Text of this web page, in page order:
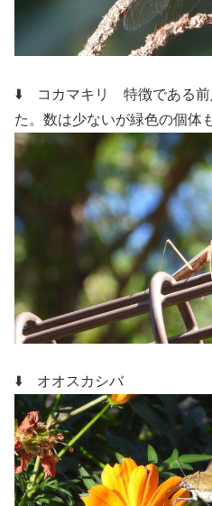
⬇️ コカマキリ 特徴である
た。数は少ないが緑色の個体
⬇️ オオスカシバ